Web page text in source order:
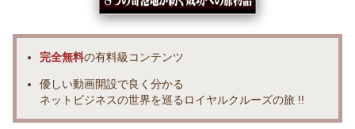
完全無料の有料級コンテンツ
優しい動画開設で良く分かる
ネットビジネスの世界を巡るロイヤルクルーズの旅 !!